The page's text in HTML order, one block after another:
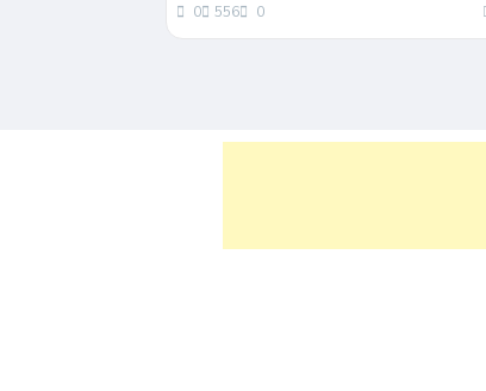
0 556 0